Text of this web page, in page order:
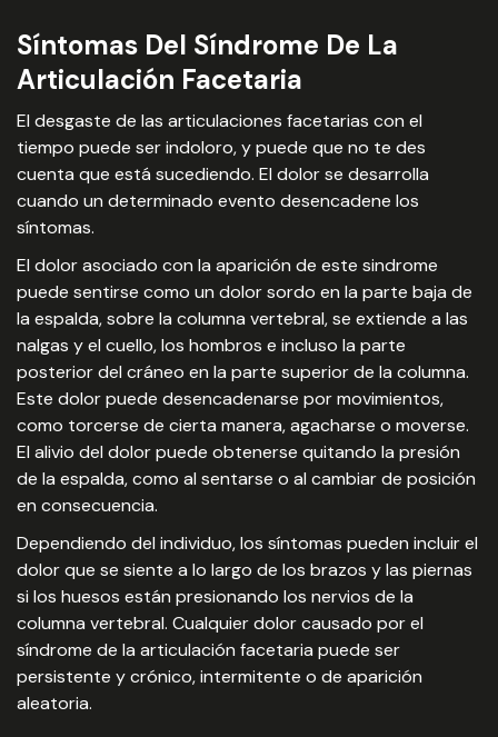
Síntomas Del Síndrome De La
Articulación Facetaria
El desgaste de las articulaciones facetarias con el
tiempo puede ser indoloro, y puede que no te des
cuenta que está sucediendo. El dolor se desarrolla
cuando un determinado evento desencadene los
síntomas.
El dolor asociado con la aparición de este sindrome
puede sentirse como un dolor sordo en la parte baja de
la espalda, sobre la columna vertebral, se extiende a las
nalgas y el cuello, los hombros e incluso la parte
posterior del cráneo en la parte superior de la columna.
Este dolor puede desencadenarse por movimientos,
como torcerse de cierta manera, agacharse o moverse.
El alivio del dolor puede obtenerse quitando la presión
de la espalda, como al sentarse o al cambiar de posición
en consecuencia.
Dependiendo del individuo, los síntomas pueden incluir el
dolor que se siente a lo largo de los brazos y las piernas
si los huesos están presionando los nervios de la
columna vertebral. Cualquier dolor causado por el
síndrome de la articulación facetaria puede ser
persistente y crónico, intermitente o de aparición
aleatoria.